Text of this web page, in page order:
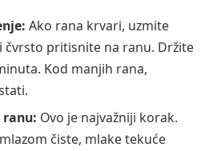
Ako rana krvari, uzmite
čvrsto pritisnite na ranu. Držite
Kod manjih rana,
Ovo je najvažniji korak.
čiste, mlake tekuće